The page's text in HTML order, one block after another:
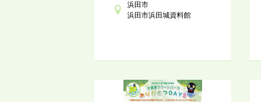
浜田市
浜田市浜田城資料館